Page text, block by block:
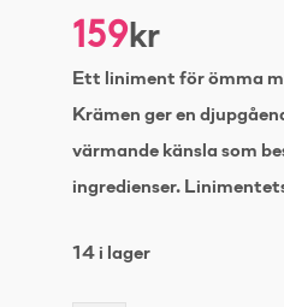
159kr
Ett liniment för ömma
Krämen ger en
värmande känsla som
ingredienser.
14 i lager